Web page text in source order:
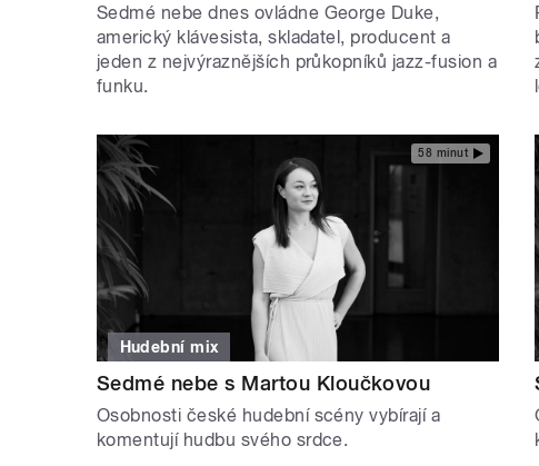
Sedmé nebe dnes ovládne George Duke,
americký klávesista, skladatel, producent a
jeden z nejvýraznějších průkopníků jazz-fusion a
funku.
58 minut
Hudební mix
Sedmé nebe s Martou Kloučkovou
Osobnosti české hudební scény vybírají a
komentují hudbu svého srdce.